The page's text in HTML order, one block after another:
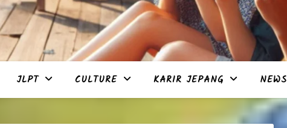
JLPT CULTURE KARIR JEPANG NEWS